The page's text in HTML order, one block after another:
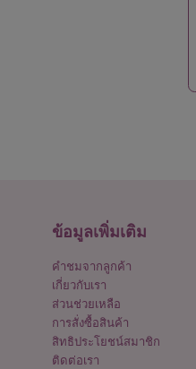
ข้อมูลเพิ่มเติม
คำชมจากลูกค้า
เกี่ยวกับเรา
ส่วนช่วยเหลือ
การสั่งซื้อสินค้า
สิทธิประโยชน์สมาชิก
ติดต่อเรา